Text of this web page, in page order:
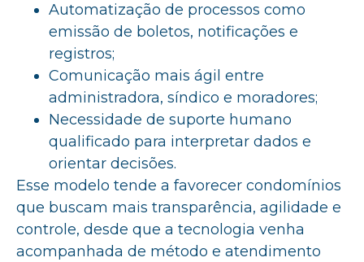
Automatização de processos como
emissão de boletos, notificações e
registros;
Comunicação mais ágil entre
administradora, síndico e moradores;
Necessidade de suporte humano
qualificado para interpretar dados e
orientar decisões.
Esse modelo tende a favorecer condomínios
que buscam mais transparência, agilidade e
controle, desde que a tecnologia venha
acompanhada de método e atendimento